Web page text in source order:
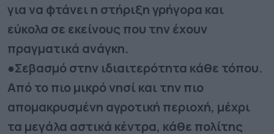
για να φτάνει η στήριξη γρήγορα και
εύκολα σε εκείνους που την έχουν
πραγματικά ανάγκη.
●Σεβασμό στην ιδιαιτερότητα κάθε τόπου.
Από το πιο μικρό νησί και την πιο
απομακρυσμένη αγροτική περιοχή, μέχρι
τα μεγάλα αστικά κέντρα, κάθε πολίτης